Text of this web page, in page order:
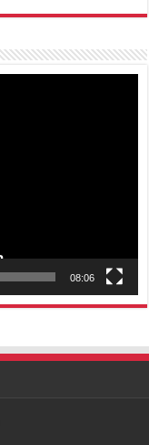
08:06